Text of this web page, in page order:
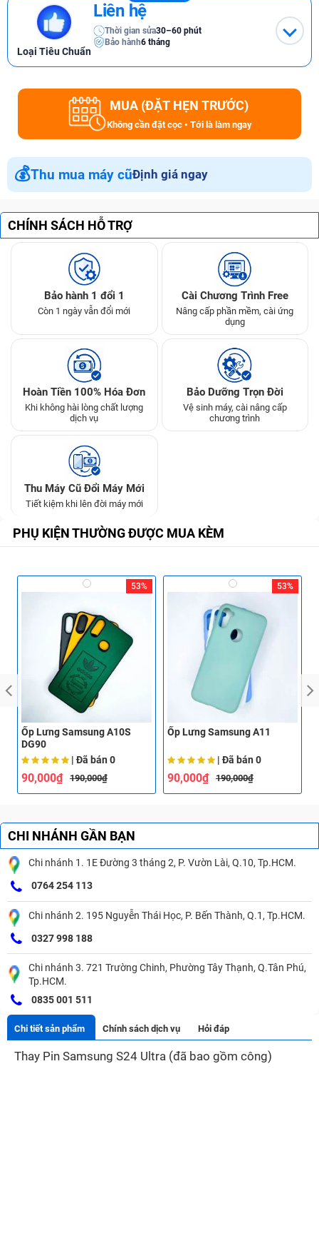
Loại Tiêu Chuẩn
Liên hệ
Thời gian sửa30–60 phút
Bảo hành6 tháng
MUA (ĐẶT HẸN TRƯỚC)
Không cần đặt cọc • Tới là làm ngay
💰Thu mua máy cũĐịnh giá ngay
CHÍNH SÁCH HỖ TRỢ
Bảo hành 1 đổi 1
Còn 1 ngày vẫn đổi mới
Cài Chương Trình Free
Nâng cấp phần mềm, cài ứng
dụng
Hoàn Tiền 100% Hóa Đơn
Khi không hài lòng chất lượng
dịch vụ
Bảo Dưỡng Trọn Đời
Vệ sinh máy, cài nâng cấp
chương trình
Thu Máy Cũ Đổi Máy Mới
Tiết kiệm khi lên đời máy mới
PHỤ KIỆN THƯỜNG ĐƯỢC MUA KÈM
53%
Ốp Lưng Samsung A10S
DG90
| Đã bán 0
90,000₫ 190,000₫
53%
Ốp Lưng Samsung A11
| Đã bán 0
90,000₫ 190,000₫
CHI NHÁNH GẦN BẠN
Chi nhánh 1. 1E Đường 3 tháng 2, P. Vườn Lài, Q.10, Tp.HCM.
0764 254 113
Chi nhánh 2. 195 Nguyễn Thái Học, P. Bến Thành, Q.1, Tp.HCM.
0327 998 188
Chi nhánh 3. 721 Trường Chinh, Phường Tây Thạnh, Q.Tân Phú,
Tp.HCM.
0835 001 511
Chi tiết sản phẩm Chính sách dịch vụ Hỏi đáp
Thay Pin Samsung S24 Ultra (đã bao gồm công)